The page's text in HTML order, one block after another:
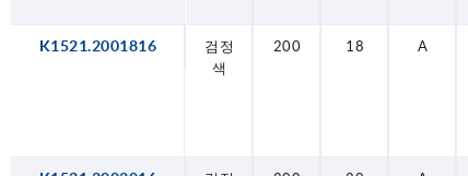
K1521.2001816
검정
색
200 18 A